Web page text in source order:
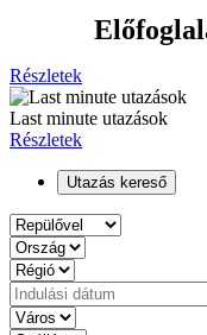
Részletek
Last minute utazások
Részletek
Utazás kereső